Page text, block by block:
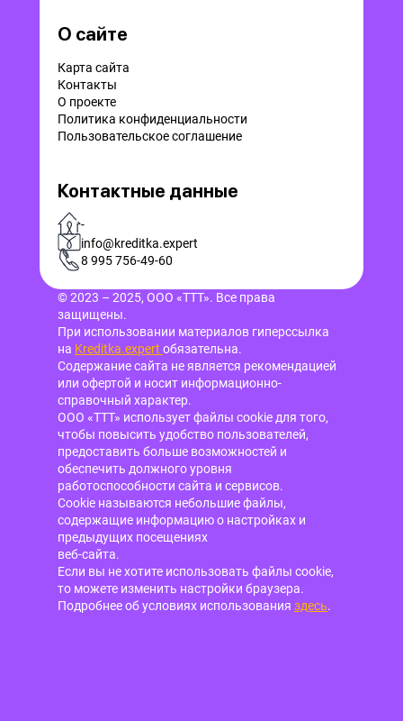
О сайте
Карта сайта
Контакты
О проекте
Политика конфиденциальности
Пользовательское соглашение
Контактные данные
-
info@kreditka.expert
8 995 756-49-60
© 2023 – 2025, ООО «ТТТ». Все права
защищены.
При использовании материалов гиперссылка
на Kreditka.expert обязательна.
Содержание сайта не является рекомендацией
или офертой и носит информационно-
справочный характер.
ООО «ТТТ» использует файлы cookie для того,
чтобы повысить удобство пользователей,
предоставить больше возможностей и
обеспечить должного уровня
работоспособности сайта и сервисов.
Cookie называются небольшие файлы,
содержащие информацию о настройках и
предыдущих посещениях
веб-сайта.
Если вы не хотите использовать файлы cookie,
то можете изменить настройки браузера.
Подробнее об условиях использования здесь.